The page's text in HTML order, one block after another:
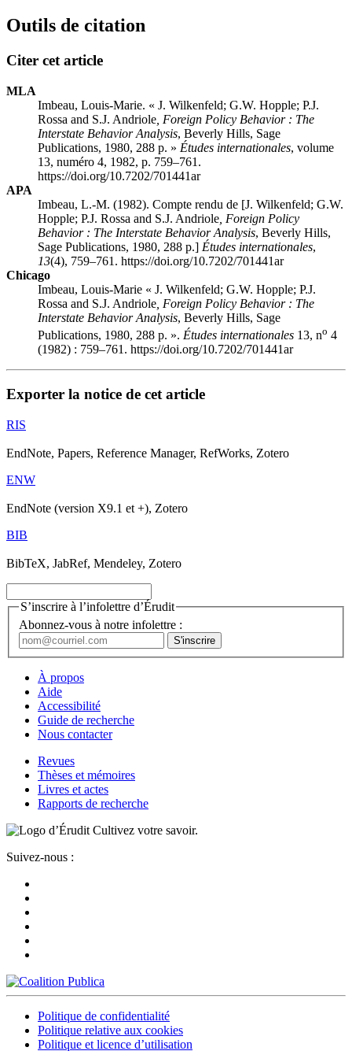
Outils de citation
Citer cet article
MLA
Imbeau, Louis-Marie. « J. Wilkenfeld; G.W. Hopple; P.J.
Rossa and S.J. Andriole , Foreign Policy Behavior : The
Interstate Behavior Analysis, Beverly Hills, Sage
Publications, 1980, 288 p. » Études internationales, volume
13, numéro 4, 1982, p. 759–761.
https://doi.org/10.7202/701441ar
APA
Imbeau, L.-M. (1982). Compte rendu de [J. Wilkenfeld; G.W.
Hopple; P.J. Rossa and S.J. Andriole , Foreign Policy
Behavior : The Interstate Behavior Analysis, Beverly Hills,
Sage Publications, 1980, 288 p.] Études internationales,
13(4), 759–761. https://doi.org/10.7202/701441ar
Chicago
Imbeau, Louis-Marie « J. Wilkenfeld; G.W. Hopple; P.J.
Rossa and S.J. Andriole , Foreign Policy Behavior : The
Interstate Behavior Analysis, Beverly Hills, Sage
Publications, 1980, 288 p. ». Études internationales 13, no 4
(1982) : 759–761. https://doi.org/10.7202/701441ar
Exporter la notice de cet article
RIS
EndNote, Papers, Reference Manager, RefWorks, Zotero
ENW
EndNote (version X9.1 et +), Zotero
BIB
BibTeX, JabRef, Mendeley, Zotero
S’inscrire à l’infolettre d’Érudit
Abonnez-vous à notre infolettre :
À propos
Aide
Accessibilité
Guide de recherche
Nous contacter
Revues
Thèses et mémoires
Livres et actes
Rapports de recherche
Cultivez votre savoir.
Suivez-nous :
Politique de confidentialité
Politique relative aux cookies
Politique et licence d’utilisation